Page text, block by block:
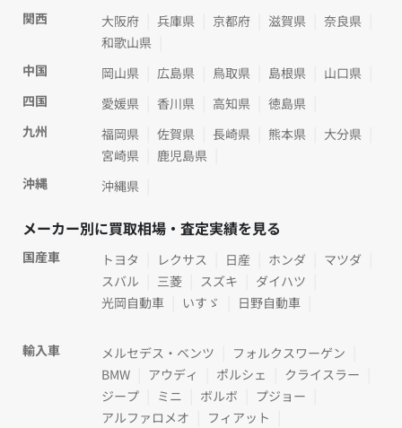
関西
大阪府 兵庫県 京都府 滋賀県
奈良県
和歌山県
中国
岡山県 広島県 鳥取県 島根県
山口県
四国
愛媛県 香川県 高知県
徳島県
九州
福岡県 佐賀県 長崎県 熊本県
大分県
宮崎県
鹿児島県
沖縄
沖縄県
メーカー別に買取相場・査定実績を見る
国産車 トヨタ レクサス 日産 ホンダ
マツダ
スバル
三菱 スズキ
ダイハツ
光岡自動車
いすゞ 日野自動車
輸入車 メルセデス・ベンツ
フォルクスワーゲン
BMW
アウディ ポルシェ
クライスラー
ジープ
ミニ ボルボ
プジョー
アルファロメオ
フィアット